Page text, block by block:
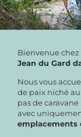
Bienvenue
Jean du Gard
Nous vous
de paix niché
pas de
avec
emplacements